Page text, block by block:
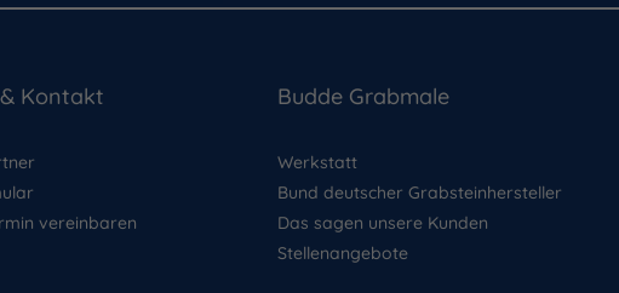
Kontakt
vereinbaren
Budde Grabmale
Werkstatt
Bund deutscher Grabsteinhersteller
Das sagen unsere Kunden
Stellenangebote